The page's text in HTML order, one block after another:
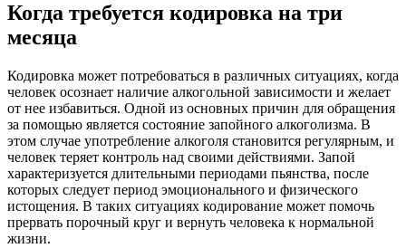
Когда требуется кодировка на три
месяца
Кодировка может потребоваться в различных ситуациях, когда
человек осознает наличие алкогольной зависимости и желает
от нее избавиться. Одной из основных причин для обращения
за помощью является состояние запойного алкоголизма. В
этом случае употребление алкоголя становится регулярным, и
человек теряет контроль над своими действиями. Запой
характеризуется длительными периодами пьянства, после
которых следует период эмоционального и физического
истощения. В таких ситуациях кодирование может помочь
прервать порочный круг и вернуть человека к нормальной
жизни.